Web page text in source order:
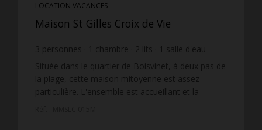
LOCATION VACANCES
Maison St Gilles Croix de Vie
3 personnes 1 chambre 2 lits 1 salle d'eau
wi-fi
Située dans le quartier de Boisvinet, à deux pas de
la plage, cette maison mitoyenne est assez
particulière. L'ensemble est accueillant et la